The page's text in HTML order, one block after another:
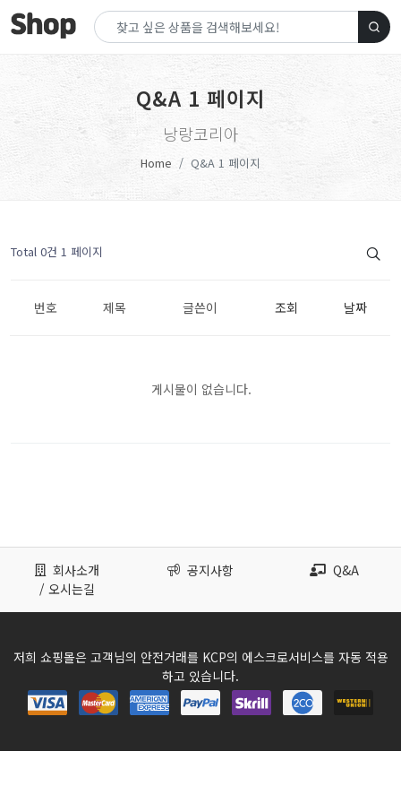
Q&A 1 페이지
낭랑코리아
Home Q&A 1 페이지
Total 0건 1 페이지
번호 제목 글쓴이 조회 날짜
게시물이 없습니다.
회사소개
/ 오시는길
공지사항 Q&A
저희 쇼핑몰은 고객님의 안전거래를 KCP의 에스크로서비스를 자동 적용
하고 있습니다.